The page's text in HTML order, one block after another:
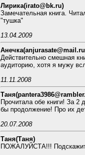
Лирика(irato@bk.ru)
Замечательная книга.
"тушка"
13.04.2009
Действительно смешная
аудиторию, хотя я мужу
11.11.2008
Прочитала обе книги! За 2
бы продолжение! Про их
20.07.2008
Таня(Таня)
ПОЖАЛУЙСТА!!!